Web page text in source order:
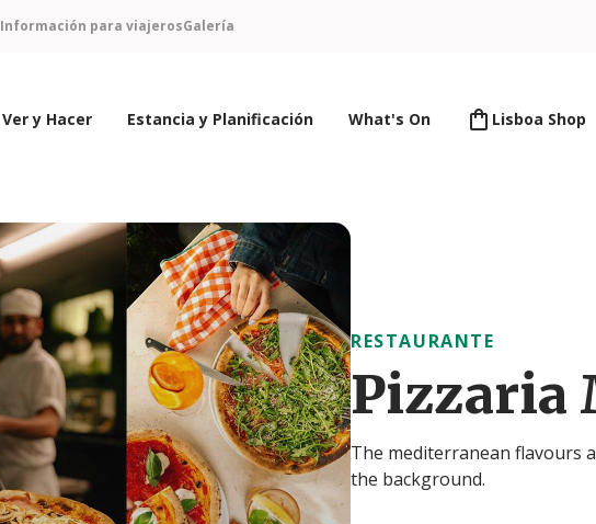
Información para viajerosGalería
Ver y Hacer Estancia y Planificación What's On Lisboa Shop
RESTAURANTE
Pizzaria
The mediterranean flavours
the background.